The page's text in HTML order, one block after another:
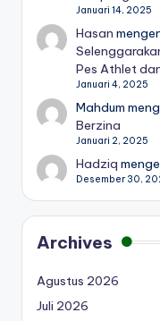
Januari 14, 2025
Hasan
Pes Athlet
Januari 4, 2025
Mahdum
Berzina
Januari 2, 2025
Hadziq
Desember 30,
Archives
Agustus 2026
Juli 2026